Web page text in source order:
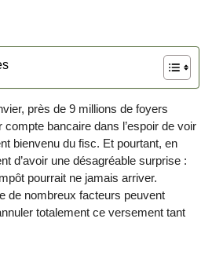
près de 9 millions de foyers
bancaire dans l’espoir de voir
bienvenu du fisc. Et pourtant, en
d’avoir une désagréable surprise :
pourrait ne jamais arriver.
de nombreux facteurs peuvent
totalement ce versement tant